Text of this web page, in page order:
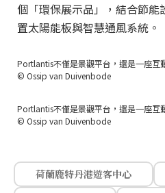
個「環保展示品」，結合節
置太陽能板與智慧通風系統。
Portlantis不僅是景觀平台，還是一座互
© Ossip van Duivenbode
Portlantis不僅是景觀平台，還是一座互
© Ossip van Duivenbode
荷蘭鹿特丹港遊客中心